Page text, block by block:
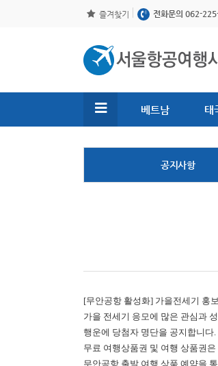
즐겨찾기 전화문의 062-
베트남 태
공지사항
[무안공항 활성화] 가을전세기 홍
가을 전세기 응모에 많은 관심과
행운에 당첨자 명단을 공지합니다.
무료 여행상품권 및 여행 상품권은
무안공항 출발 여행 상품 예약을